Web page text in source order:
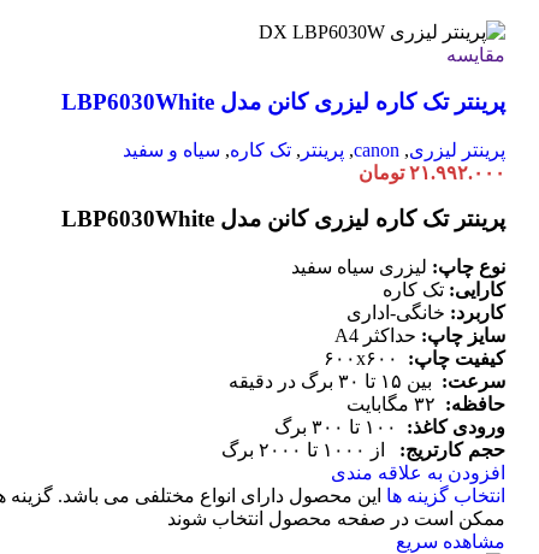
مقایسه
پرینتر تک کاره لیزری کانن مدل LBP6030White
پرینتر لیزری,
canon
, پرینتر , تک کاره, سیاه و سفید
۲۱.۹۹۲.۰۰۰ تومان
پرینتر تک کاره لیزری کانن مدل LBP6030White
نوع چاپ: لیزری سیاه سفید
کارایی: تک کاره
کاربرد: خانگی-اداری
سایز چاپ: حداکثر A4
کیفیت چاپ:
۶۰۰x۶۰۰
سرعت: بین ۱۵ تا ۳۰ برگ در دقیقه
حافظه: ۳۲ مگابایت
ورودی کاغذ:
۱۰۰ تا ۳۰۰ برگ
حجم کارتریج:
از ۱۰۰۰ تا ۲۰۰۰ برگ
افزودن به علاقه مندی
انتخاب گزینه ها این محصول دارای انواع مختلفی می باشد. گزینه
ممکن است در صفحه محصول انتخاب شوند
مشاهده سریع